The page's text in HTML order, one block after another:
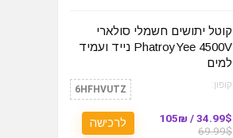
קוטל יתושים חשמלי סולארי
PhatroyYee 4500V נייד ועמיד
למים
קופון: 6HFHVUTZ
34.99$ / 105₪
69.99$
לרכישה